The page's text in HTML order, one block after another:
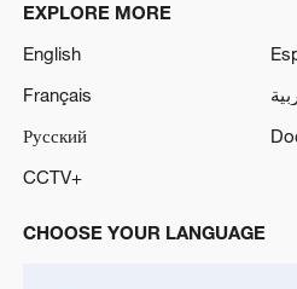
EXPLORE MORE
English
Français
Русский
CCTV+
CHOOSE YOUR LANGUAGE